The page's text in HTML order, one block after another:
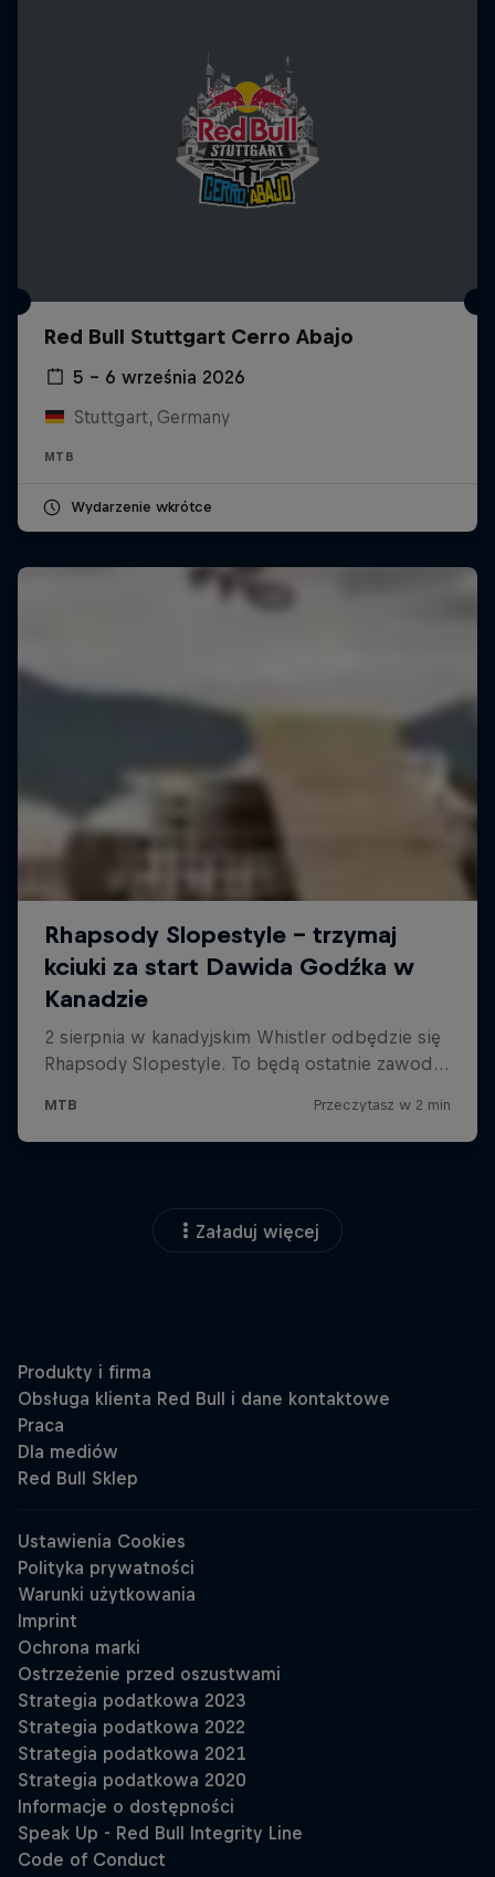
Red Bull Stuttgart Cerro Abajo
5 – 6 września 2026
Stuttgart, Germany
MTB
Wydarzenie wkrótce
Załaduj więcej